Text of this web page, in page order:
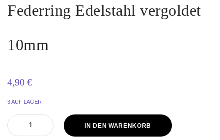
Federring Edelstahl vergoldet
10mm
4,90 €
3 AUF LAGER
IN DEN WARENKORB